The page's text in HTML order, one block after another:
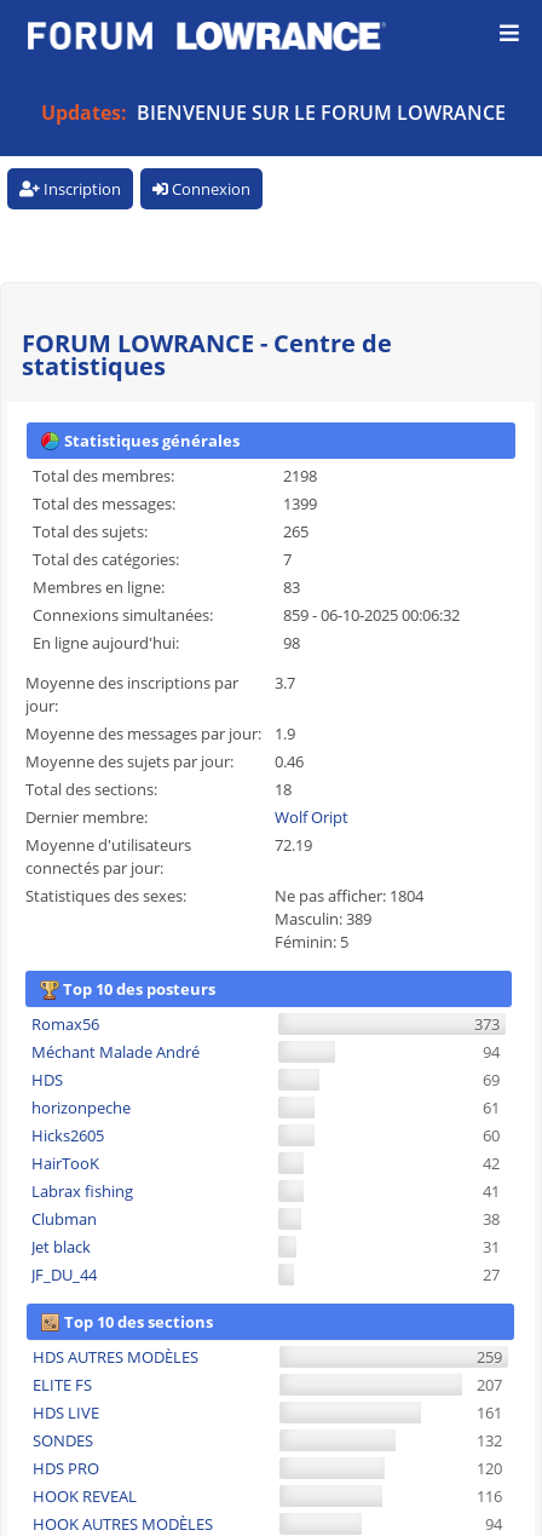
Updates: BIENVENUE SUR LE FORUM LOWRANCE
Inscription Connexion
FORUM LOWRANCE - Centre de
statistiques
Statistiques générales
Total des membres:
2198
Total des messages:
1399
Total des sujets:
265
Total des catégories:
7
Membres en ligne:
83
Connexions simultanées:
859 - 06-10-2025 00:06:32
En ligne aujourd'hui:
98
Moyenne des inscriptions par
jour:
3.7
Moyenne des messages par jour:
1.9
Moyenne des sujets par jour:
0.46
Total des sections:
18
Dernier membre:
Wolf Oript
Moyenne d'utilisateurs
connectés par jour:
72.19
Statistiques des sexes:
Ne pas afficher: 1804
Masculin: 389
Féminin: 5
Top 10 des posteurs
Romax56
373
Méchant Malade André
94
HDS
69
horizonpeche
61
Hicks2605
60
HairTooK
42
Labrax fishing
41
Clubman
38
Jet black
31
JF_DU_44
27
Top 10 des sections
HDS AUTRES MODÈLES
259
ELITE FS
207
HDS LIVE
161
SONDES
132
HDS PRO
120
HOOK REVEAL
116
HOOK AUTRES MODÈLES
94